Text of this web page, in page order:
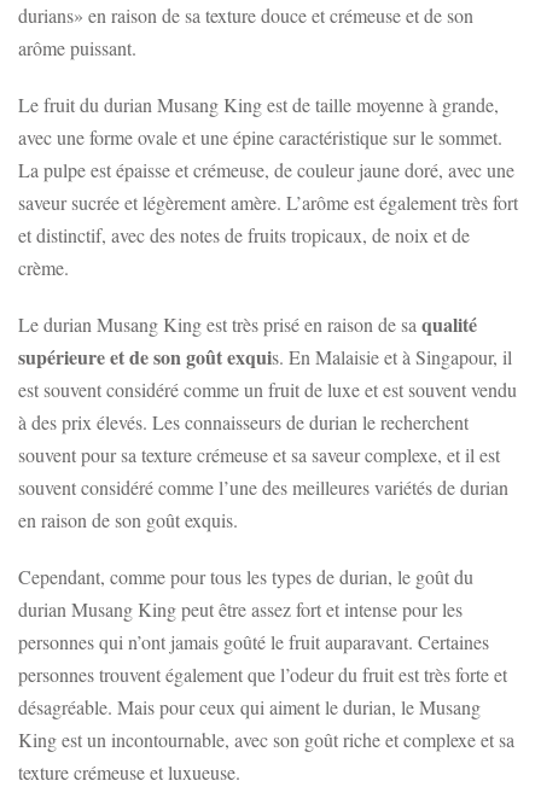
durians» en raison de sa texture douce et crémeuse et de son
arôme puissant.
Le fruit du durian Musang King est de taille moyenne à grande,
avec une forme ovale et une épine caractéristique sur le sommet.
La pulpe est épaisse et crémeuse, de couleur jaune doré, avec une
saveur sucrée et légèrement amère. L’arôme est également très fort
et distinctif, avec des notes de fruits tropicaux, de noix et de
crème.
Le durian Musang King est très prisé en raison de sa qualité
supérieure et de son goût exquis. En Malaisie et à Singapour, il
est souvent considéré comme un fruit de luxe et est souvent vendu
à des prix élevés. Les connaisseurs de durian le recherchent
souvent pour sa texture crémeuse et sa saveur complexe, et il est
souvent considéré comme l’une des meilleures variétés de durian
en raison de son goût exquis.
Cependant, comme pour tous les types de durian, le goût du
durian Musang King peut être assez fort et intense pour les
personnes qui n’ont jamais goûté le fruit auparavant. Certaines
personnes trouvent également que l’odeur du fruit est très forte et
désagréable. Mais pour ceux qui aiment le durian, le Musang
King est un incontournable, avec son goût riche et complexe et sa
texture crémeuse et luxueuse.